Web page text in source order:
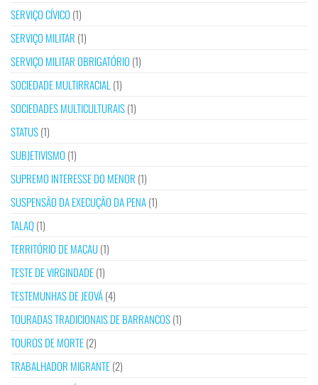
SERVIÇO CÍVICO (1)
SERVIÇO MILITAR (1)
SERVIÇO MILITAR OBRIGATÓRIO (1)
SOCIEDADE MULTIRRACIAL (1)
SOCIEDADES MULTICULTURAIS(1)
STATUS(1)
SUBJETIVISMO (1)
SUPREMO INTERESSE DO MENOR (1)
SUSPENSÃO DA EXECUÇÃO DA PENA(1)
TALAQ(1)
TERRITÓRIO DE MACAU(1)
TESTE DE VIRGINDADE(1)
TESTEMUNHAS DE JEOVÁ(4)
TOURADAS TRADICIONAIS DE BARRANCOS(1)
TOUROS DE MORTE(2)
TRABALHADOR MIGRANTE(2)